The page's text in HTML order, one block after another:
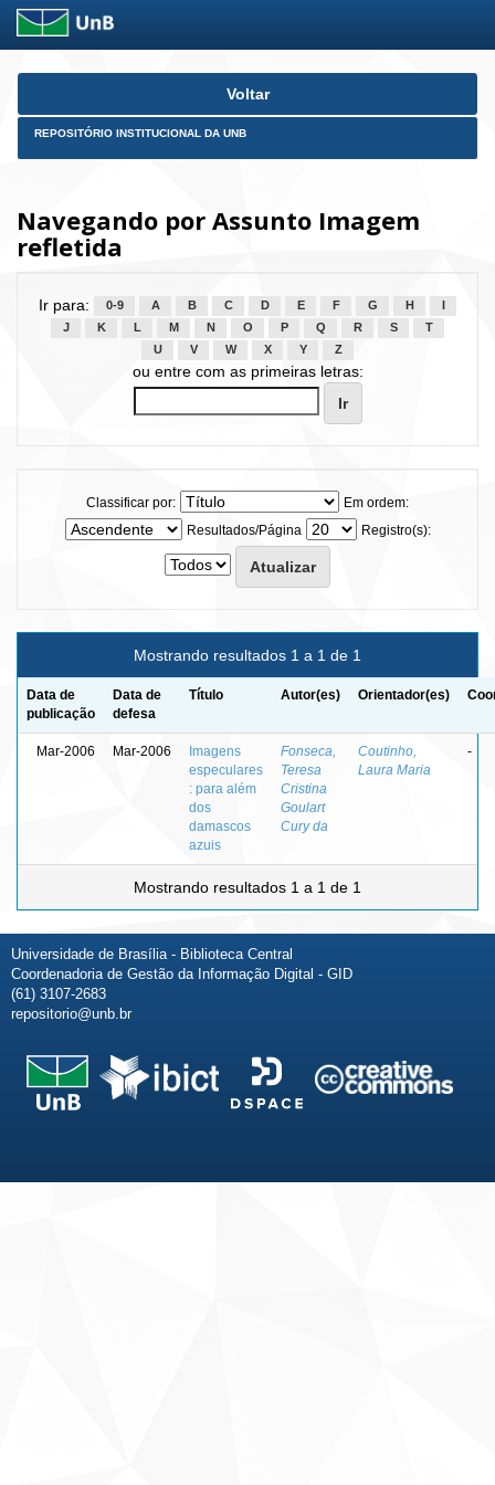
Skip
Voltar
REPOSITÓRIO INSTITUCIONAL DA UNB
Navegando por Assunto Imagem
refletida
Ir para: 0-9 A B C D E F G H
J
K L M N O P Q R S
T
U
V W X Y Z
ou entre com as primeiras letras:
Classificar por:
Em ordem:
Resultados/Página
Registro(s):
Mostrando resultados 1 a 1 de 1
Data de
publicação
Data de
defesa
Título Autor(es) Orientador(es)
Mar-2006 Mar-2006
Imagens
especulares
: para além
dos
damascos
azuis
Fonseca,
Teresa
Cristina
Goulart
Cury da
Coutinho,
Laura Maria
-
Mostrando resultados 1 a 1 de 1
Universidade de Brasília - Biblioteca Central
Coordenadoria de Gestão da Informação Digital - GID
(61) 3107-2683
repositorio@unb.br